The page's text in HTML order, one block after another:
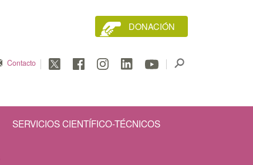
DONACIÓN
Contacto
SERVICIOS CIENTÍFICO-TÉCNICOS